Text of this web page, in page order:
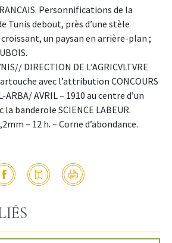
Personnifications de la
Tunis debout, près d’une stèle
un paysan en arrière-plan ;
DIRECTION DE L’AGRICVLTVRE
avec l’attribution CONCOURS
ARBA/ AVRIL – 1910 au centre d’un
banderole SCIENCE LABEUR.
– 12 h. – Corne d’abondance.